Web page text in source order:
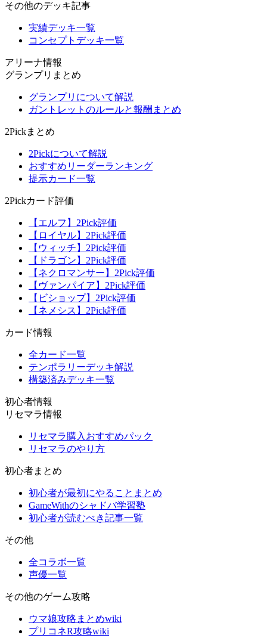
その他のデッキ記事
実績デッキ一覧
コンセプトデッキ一覧
アリーナ情報
グランプリまとめ
グランプリについて解説
ガントレットのルールと報酬まとめ
2Pickまとめ
2Pickについて解説
おすすめリーダーランキング
提示カード一覧
2Pickカード評価
【エルフ】2Pick評価
【ロイヤル】2Pick評価
【ウィッチ】2Pick評価
【ドラゴン】2Pick評価
【ネクロマンサー】2Pick評価
【ヴァンパイア】2Pick評価
【ビショップ】2Pick評価
【ネメシス】2Pick評価
カード情報
全カード一覧
テンポラリーデッキ解説
構築済みデッキ一覧
初心者情報
リセマラ情報
リセマラ購入おすすめパック
リセマラのやり方
初心者まとめ
初心者が最初にやることまとめ
GameWithのシャドバ学習塾
初心者が読むべき記事一覧
その他
全コラボ一覧
声優一覧
その他のゲーム攻略
ウマ娘攻略まとめwiki
プリコネR攻略wiki